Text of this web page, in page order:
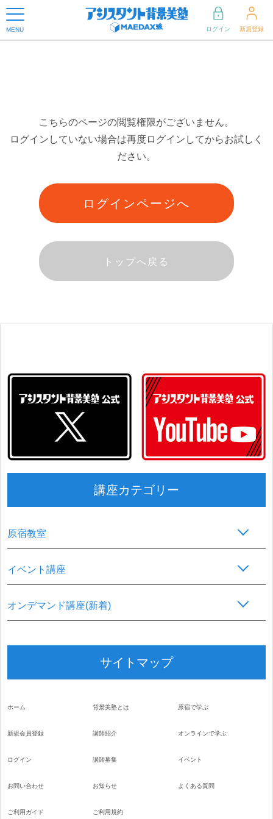
MENU ログイン 新規登録
こちらのページの閲覧権限がございません。
ログインしていない場合は再度ログインしてからお試しく
ださい。
ログインページへ
トップへ戻る
講座カテゴリー
原宿教室
イベント講座
オンデマンド講座(新着)
サイトマップ
ホーム
新規会員登録
ログイン
お問い合わせ
背景美塾とは
講師紹介
講師募集
お知らせ
原宿で学ぶ
オンラインで学ぶ
イベント
よくある質問
ご利用ガイド ご利用規約